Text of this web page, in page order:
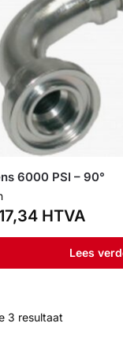
6000 PSI – 90°
17,34 HTVA
Lees
3 resultaat